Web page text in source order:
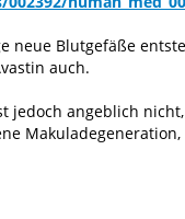
neue Blutgefäße
auch.
jedoch angeblich